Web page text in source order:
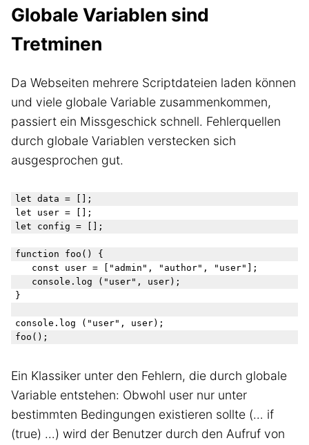
Globale Variablen sind
Tretminen
Da Webseiten mehrere Scriptdateien laden können
und viele globale Variable zusammenkommen,
passiert ein Missgeschick schnell. Fehlerquellen
durch globale Variablen verstecken sich
ausgesprochen gut.
let data = [];
let user = [];
let config = [];
function foo() {
}
console.log ("user", user);
Ein Klassiker unter den Fehlern, die durch globale
Variable entstehen: Obwohl user nur unter
bestimmten Bedingungen existieren sollte (… if
(true) …) wird der Benutzer durch den Aufruf von